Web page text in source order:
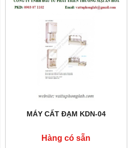
MÁY CẤT ĐẠM KDN-04
Hàng có sẵn